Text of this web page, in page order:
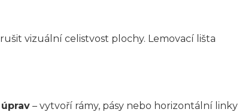
vizuální celistvost plochy. Lemovací lišta
– vytvoří rámy, pásy nebo horizontální linky